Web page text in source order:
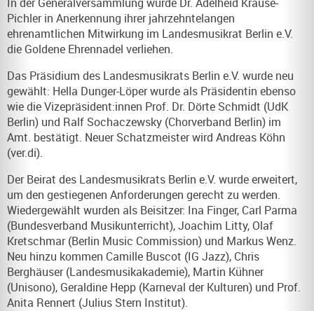
Pichler in Anerkennung ihrer jahrzehntelangen
ehrenamtlichen Mitwirkung im Landesmusikrat Berlin e.V.
die Goldene Ehrennadel verliehen.
Das Präsidium des Landesmusikrats Berlin e.V. wurde neu
gewählt: Hella Dunger-Löper wurde als Präsidentin ebenso
wie die Vizepräsident:innen Prof. Dr. Dörte Schmidt (UdK
Berlin) und Ralf Sochaczewsky (Chorverband Berlin) im
Amt. bestätigt. Neuer Schatzmeister wird Andreas Köhn
(ver.di).
Der Beirat des Landesmusikrats Berlin e.V. wurde erweitert,
um den gestiegenen Anforderungen gerecht zu werden.
Wiedergewählt wurden als Beisitzer: Ina Finger, Carl Parma
(Bundesverband Musikunterricht), Joachim Litty, Olaf
Kretschmar (Berlin Music Commission) und Markus Wenz.
Neu hinzu kommen Camille Buscot (IG Jazz), Chris
Berghäuser (Landesmusikakademie), Martin Kühner
(Unisono), Geraldine Hepp (Karneval der Kulturen) und Prof.
Anita Rennert (Julius Stern Institut).